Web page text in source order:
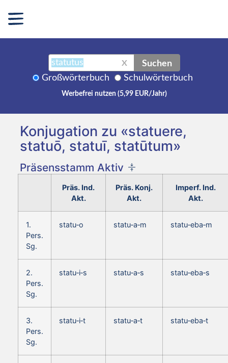
X Suchen
Großwörterbuch Schulwörterbuch
Werbefrei nutzen (5,99 EUR/Jahr)
Konjugation zu «statuere,
statuō, statuī, statūtum»
Präsensstamm Aktiv
Präs. Ind.
Akt.
Präs. Konj.
Akt.
Imperf. Ind.
Akt.
1.
Pers.
Sg.
statu‑o statu‑a‑m statu‑eba‑m
2.
Pers.
Sg.
statu‑i‑s statu‑a‑s statu‑eba‑s
3.
Pers.
Sg.
statu‑i‑t statu‑a‑t statu‑eba‑t